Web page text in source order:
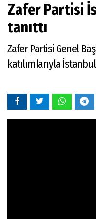
Zafer Partisi
tanıttı
Zafer Partisi Genel
katılımlarıyla